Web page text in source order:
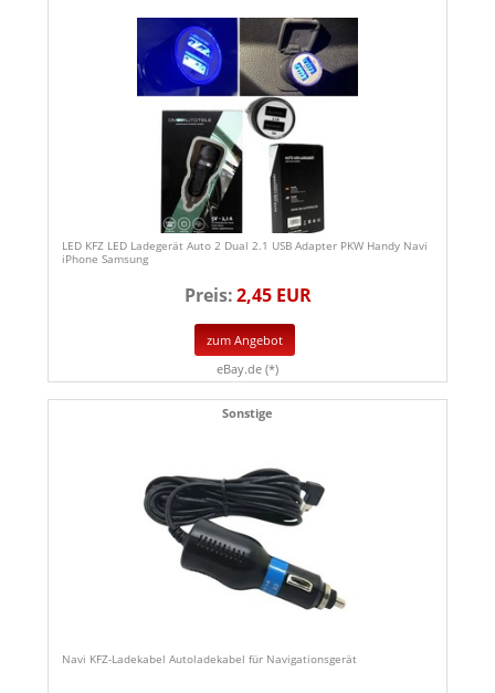
LED KFZ LED Ladegerät Auto 2 Dual 2.1 USB Adapter PKW Handy Navi
iPhone Samsung
Preis:2,45 EUR
zum Angebot
eBay.de (*)
Sonstige
Navi KFZ-Ladekabel Autoladekabel für Navigationsgerät